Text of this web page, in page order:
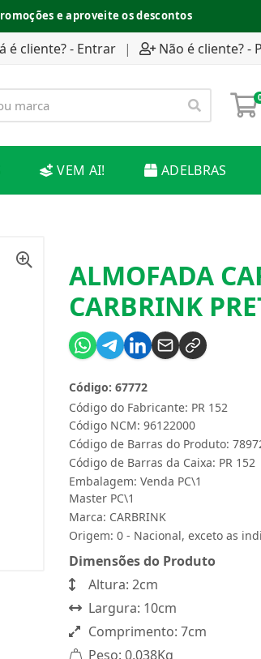
e aproveite os descontos
é cliente? - Entrar | Não é cliente? -
VEM AI! ADELBRAS
ALMOFADA
CARBRINK
Código do Fabricante: PR 152
Código: 67772
Código NCM: 96122000
Código de Barras do Produto:
Código de Barras da Caixa: PR 152
Embalagem: Venda PC\1
Master PC\1
Marca: CARBRINK
Origem: 0 - Nacional, exceto as
Dimensões do Produto
Altura: 2cm
Largura: 10cm
Comprimento: 7cm
Peso: 0,038Kg